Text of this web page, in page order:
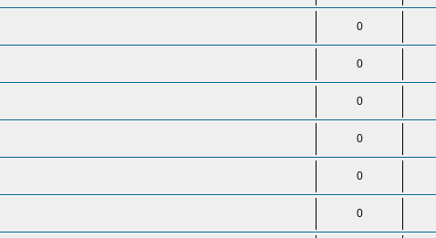
0
0
0
0
0
0